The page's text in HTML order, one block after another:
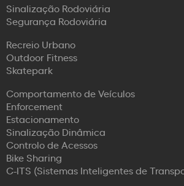
Sinalização Rodoviária
Segurança Rodoviária
Recreio Urbano
Outdoor Fitness
Skatepark
Comportamento de Veículos
Enforcement
Estacionamento
Sinalização Dinâmica
Controlo de Acessos
Bike Sharing
C-ITS (Sistemas Inteligentes de